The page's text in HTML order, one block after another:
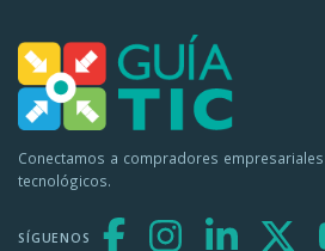
Conectamos a compradores
tecnológicos.
SÍGUENOS